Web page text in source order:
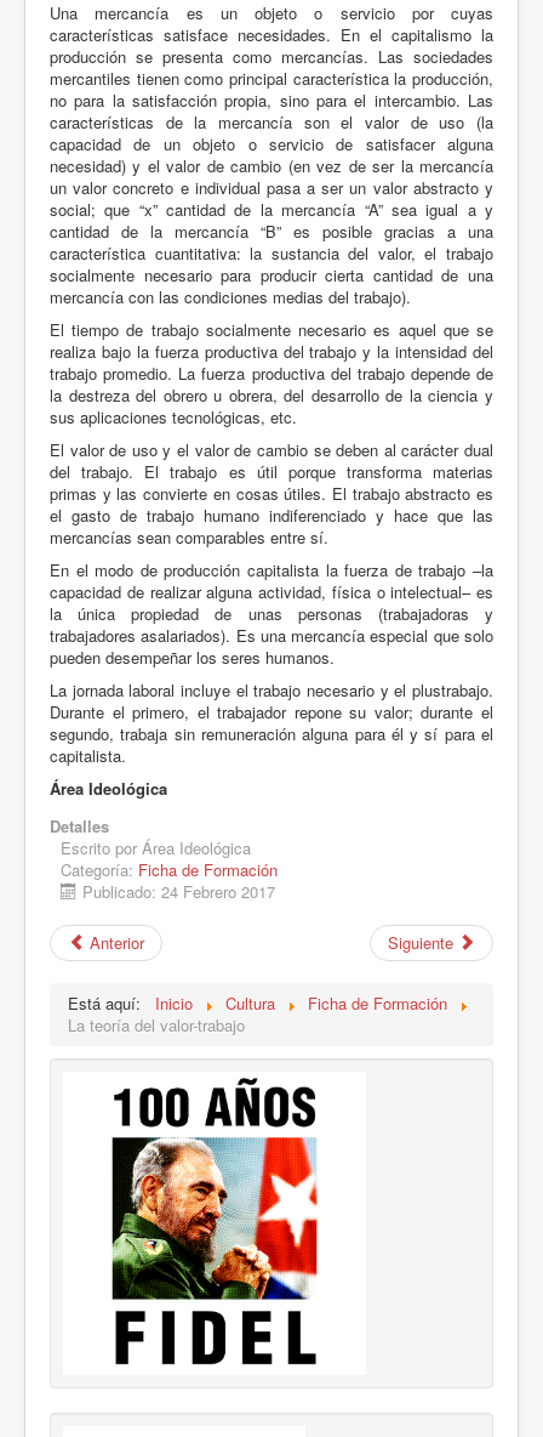
Una mercancía es un objeto o servicio por cuyas
características satisface necesidades. En el capitalismo la
producción se presenta como mercancías. Las sociedades
mercantiles tienen como principal característica la producción,
no para la satisfacción propia, sino para el intercambio. Las
características de la mercancía son el valor de uso (la
capacidad de un objeto o servicio de satisfacer alguna
necesidad) y el valor de cambio (en vez de ser la mercancía
un valor concreto e individual pasa a ser un valor abstracto y
social; que “x” cantidad de la mercancía “A” sea igual a y
cantidad de la mercancía “B” es posible gracias a una
característica cuantitativa: la sustancia del valor, el trabajo
socialmente necesario para producir cierta cantidad de una
mercancía con las condiciones medias del trabajo).
El tiempo de trabajo socialmente necesario es aquel que se
realiza bajo la fuerza productiva del trabajo y la intensidad del
trabajo promedio. La fuerza productiva del trabajo depende de
la destreza del obrero u obrera, del desarrollo de la ciencia y
sus aplicaciones tecnológicas, etc.
El valor de uso y el valor de cambio se deben al carácter dual
del trabajo. El trabajo es útil porque transforma materias
primas y las convierte en cosas útiles. El trabajo abstracto es
el gasto de trabajo humano indiferenciado y hace que las
mercancías sean comparables entre sí.
En el modo de producción capitalista la fuerza de trabajo –la
capacidad de realizar alguna actividad, física o intelectual– es
la única propiedad de unas personas (trabajadoras y
trabajadores asalariados). Es una mercancía especial que solo
pueden desempeñar los seres humanos.
La jornada laboral incluye el trabajo necesario y el plustrabajo.
Durante el primero, el trabajador repone su valor; durante el
segundo, trabaja sin remuneración alguna para él y sí para el
capitalista.
Área Ideológica
Detalles
Escrito por Área Ideológica
Categoría: Ficha de Formación
Publicado: 24 Febrero 2017
Anterior Siguiente
Está aquí: Inicio Cultura
Ficha de Formación
La teoría del valor-trabajo